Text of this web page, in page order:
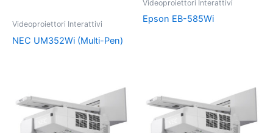
Videoproiettori Interattivi
NEC UM352Wi (Multi-Pen)
Videoproiettori Interattivi
Epson EB-585Wi